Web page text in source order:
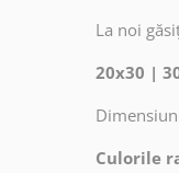
La noi
20x30 |
Culorile